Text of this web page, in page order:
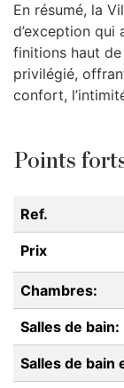
En résumé, la
d’exception qui
finitions haut
privilégié,
confort,
Points
Ref.
Prix
Chambres:
Salles de bain:
Salles de bain